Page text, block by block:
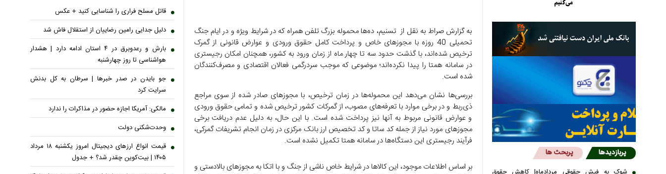
به گزارش صراط به نقل از تسنیم، ده‌ها محموله بزرگ تلفن همراه که در شرایط ویژه و در ایام جنگ
تحمیلی 40 روزه با مجوزهای خاص و پرداخت کامل حقوق ورودی و عوارض قانونی از گمرک
ترخیص شده‌اند، با گذشت حدود سه تا چهار ماه از زمان ورود به کشور، همچنان امکان رجیستری
در سامانه همتا را پیدا نکرده‌اند؛ موضوعی که موجب سردرگمی فعالان اقتصادی و مصرف‌کنندگان
شده است.
بررسی‌ها نشان می‌دهد این محموله‌ها در زمان ترخیص، با مجوزهای صادر شده از سوی مراجع
ذی‌ربط و در برخی موارد با تعرفه‌های مصوب، از گمرکات کشور ترخیص شده و تمامی حقوق ورودی
و عوارض قانونی مربوط به آنها نیز پرداخت شده است. با این حال، به دلیل عدم دریافت برخی
مجوزهای مورد نیاز از جمله کد ساتا و کد تخصیص ارز بانک مرکزی در زمان انجام تشریفات گمرکی،
فرآیند رجیستری این دستگاه‌ها در سامانه همتا تکمیل نشده است.
بر اساس اطلاعات موجود، این کالاها در شرایط خاص ناشی از جنگ و با اتکا به مجوزهای بالادستی و
می‌کنیم
پربازدیدها پربحث ها
قاتل مسلح فراری را شناسایی کنید + عکس
دلیل جدایی رامین رضاییان از استقلال فاش شد
بارش و رعدوبرق در ۴ استان ادامه دارد | هشدار
هواشناسی تا روز چهارشنبه
جو بایدن در صدر خبر‌ها | سرطان به کل بدنش
سرایت کرد
مالکی: آمریکا اجازه حضور در مذاکرات را ندارد
وحدت‌شکنی دولت
قیمت انواع ارز‌های دیجیتال امروز یکشنبه ۱۸ مرداد
۱۴۰۵ | بیت‌کوین چقدر شد؟ + جدول